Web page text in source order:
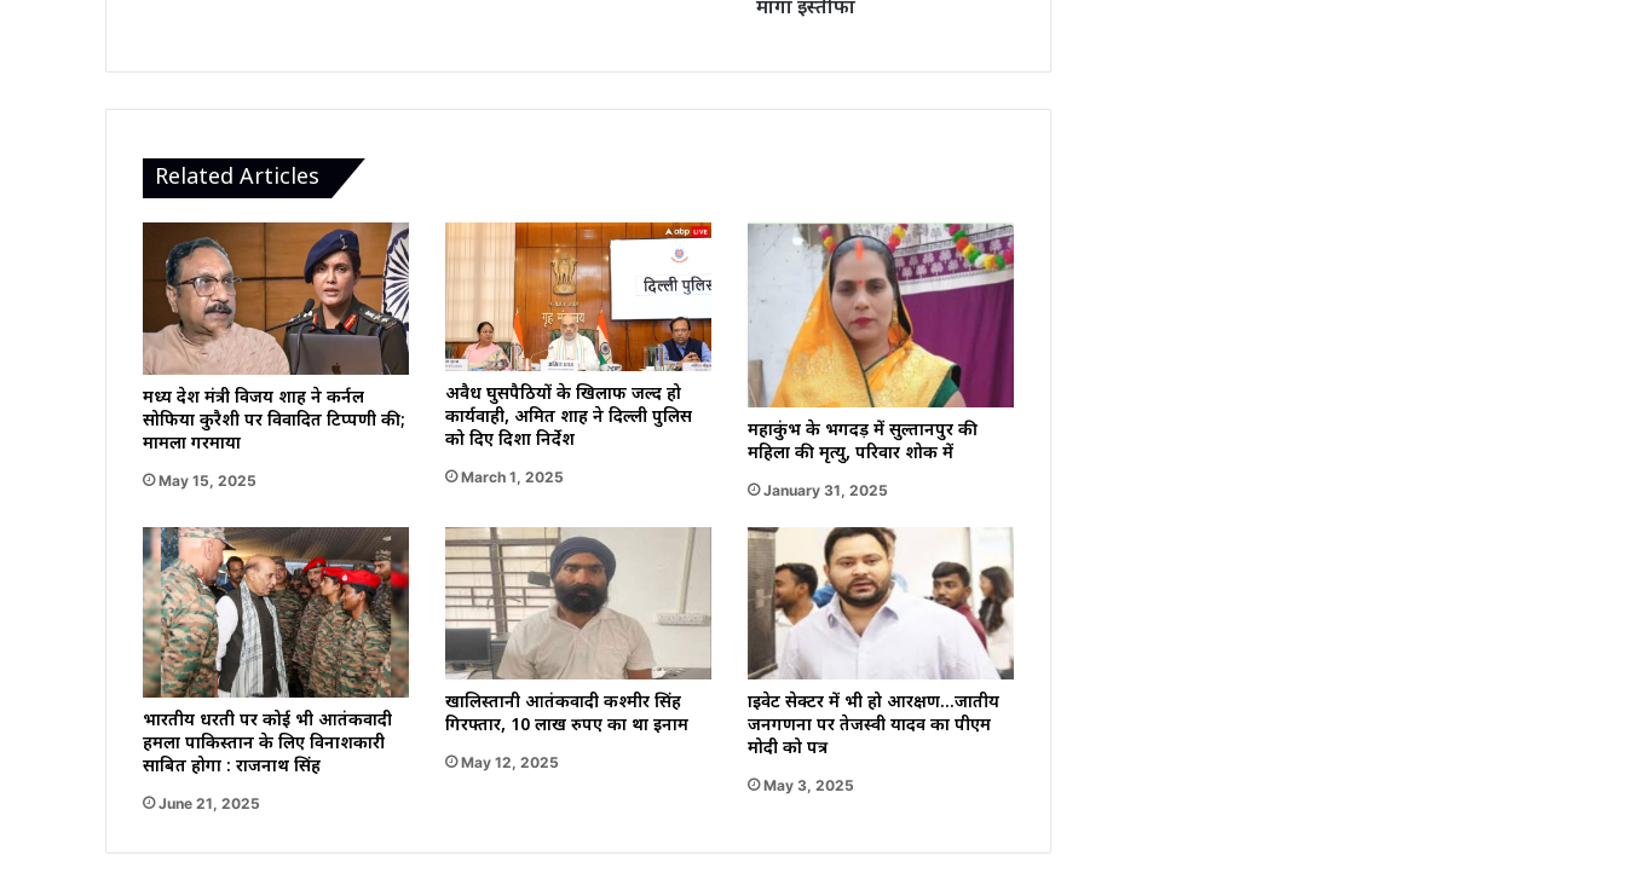
मान
मांगा इस्तीफा
Related Articles
मध्य प्रदेश मंत्री विजय शाह ने कर्नल
सोफिया कुरैशी पर विवादित टिप्पणी की;
मामला गरमाया
May 15, 2025
अवैध घुसपैठियों के खिलाफ जल्द हो
कार्यवाही, अमित शाह ने दिल्ली पुलिस
को दिए दिशा निर्देश
March 1, 2025
महाकुंभ के भगदड़ में सुल्तानपुर की
महिला की मृत्यु, परिवार शोक में
January 31, 2025
भारतीय धरती पर कोई भी आतंकवादी
हमला पाकिस्तान के लिए विनाशकारी
साबित होगा : राजनाथ सिंह
June 21, 2025
खालिस्तानी आतंकवादी कश्मीर सिंह
गिरफ्तार, 10 लाख रुपए का था इनाम
May 12, 2025
प्राइवेट सेक्टर में भी हो आरक्षण…जातीय
जनगणना पर तेजस्वी यादव का पीएम
मोदी को पत्र
May 3, 2025